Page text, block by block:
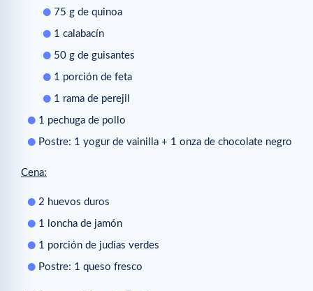
75 g de quinoa
1 calabacín
50 g de guisantes
1 porción de feta
1 rama de perejil
1 pechuga de pollo
Postre: 1 yogur de vainilla + 1 onza de chocolate negro
Cena:
2 huevos duros
1 loncha de jamón
1 porción de judías verdes
Postre: 1 queso fresco